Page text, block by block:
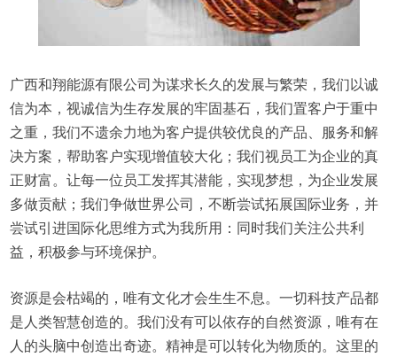
广西和翔能源有限公司为谋求长久的发展与繁荣，我们以诚
信为本，视诚信为生存发展的牢固基石，我们置客户于重中
之重，我们不遗余力地为客户提供较优良的产品、服务和解
决方案，帮助客户实现增值较大化；我们视员工为企业的真
正财富。让每一位员工发挥其潜能，实现梦想，为企业发展
多做贡献；我们争做世界公司，不断尝试拓展国际业务，并
尝试引进国际化思维方式为我所用：同时我们关注公共利
益，积极参与环境保护。
资源是会枯竭的，唯有文化才会生生不息。一切科技产品都
是人类智慧创造的。我们没有可以依存的自然资源，唯有在
人的头脑中创造出奇迹。精神是可以转化为物质的。这里的